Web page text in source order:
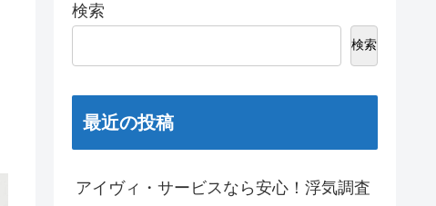
検索
検索
最近の投稿
アイヴィ・サービスなら安心！浮気調査